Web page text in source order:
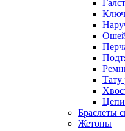
Тату
Цепи
Браслеты
Жетоны